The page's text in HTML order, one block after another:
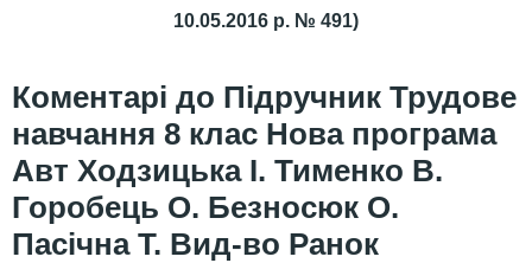
10.05.2016 р. № 491)
Підручник Трудове
навчання 8 клас Нова програма
Авт Ходзицька І. Тименко В.
Горобець О. Безносюк О.
Пасічна Т. Вид-во Ранок